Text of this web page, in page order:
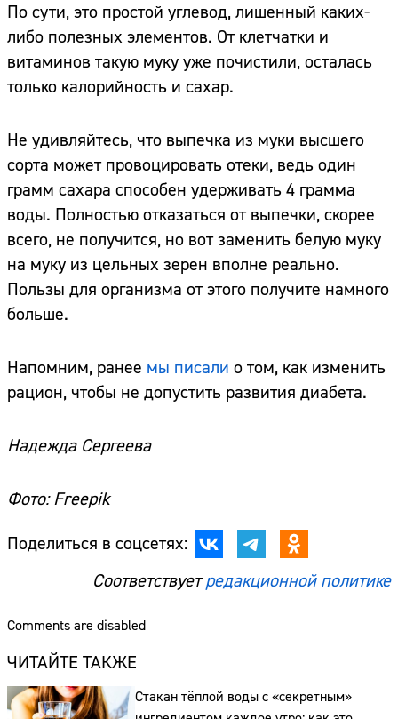
По сути, это простой углевод, лишенный каких-
либо полезных элементов. От клетчатки и
витаминов такую муку уже почистили, осталась
только калорийность и сахар.
Не удивляйтесь, что выпечка из муки высшего
сорта может провоцировать отеки, ведь один
грамм сахара способен удерживать 4 грамма
воды. Полностью отказаться от выпечки, скорее
всего, не получится, но вот заменить белую муку
на муку из цельных зерен вполне реально.
Пользы для организма от этого получите намного
больше.
Напомним, ранее мы писали о том, как изменить
рацион, чтобы не допустить развития диабета.
Надежда Сергеева
Фото: Freepik
Поделиться в соцсетях:
Соответствуетредакционной политике
Comments are disabled
ЧИТАЙТЕ ТАКЖЕ
Стакан тёплой воды с «секретным»
Сайт: